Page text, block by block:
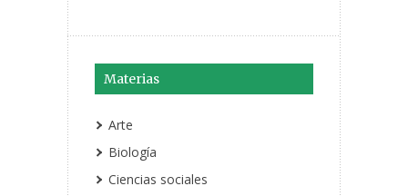
Materias
Arte
Biología
Ciencias sociales